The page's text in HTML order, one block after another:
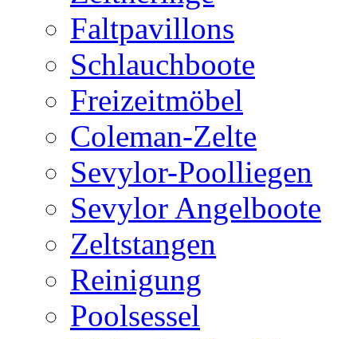
Faltpavillons
Schlauchboote
Freizeitmöbel
Coleman-Zelte
Sevylor-Poolliegen
Sevylor Angelboote
Zeltstangen
Reinigung
Poolsessel